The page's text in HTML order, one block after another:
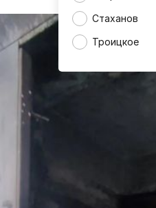
Стаханов
Троицкое